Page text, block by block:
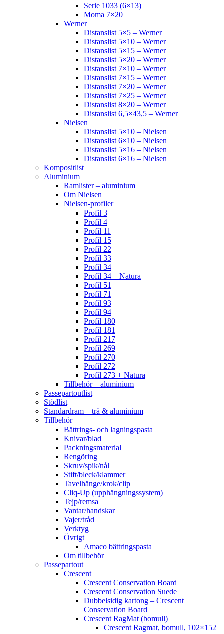
Serie 1033 (6×13)
Moma 7×20
Werner
Distanslist 5×5 – Werner
Distanslist 5×10 – Werner
Distanslist 5×15 – Werner
Distanslist 5×20 – Werner
Distanslist 7×10 – Werner
Distanslist 7×15 – Werner
Distanslist 7×20 – Werner
Distanslist 7×25 – Werner
Distanslist 8×20 – Werner
Distanslist 6,5×43,5 – Werner
Nielsen
Distanslist 5×10 – Nielsen
Distanslist 6×10 – Nielsen
Distanslist 5×16 – Nielsen
Distanslist 6×16 – Nielsen
Kompositlist
Aluminium
Ramlister – aluminium
Om Nielsen
Nielsen-profiler
Profil 3
Profil 4
Profil 11
Profil 15
Profil 22
Profil 33
Profil 34
Profil 34 – Natura
Profil 51
Profil 71
Profil 93
Profil 94
Profil 180
Profil 181
Profil 217
Profil 269
Profil 270
Profil 272
Profil 273 + Natura
Tillbehör – aluminium
Passepartoutlist
Stödlist
Standardram – trä & aluminium
Tillbehör
Bättrings- och lagningspasta
Knivar/blad
Packningsmaterial
Rengöring
Skruv/spik/nål
Stift/bleck/klammer
Tavelhänge/krok/clip
Cliq-Up (upphängningssystem)
Tejp/remsa
Vantar/handskar
Vajer/tråd
Verktyg
Övrigt
Amaco bättringspasta
Om tillbehör
Passepartout
Crescent
Crescent Conservation Board
Crescent Conservation Suede
Dubbelsidig kartong – Crescent
Conservation Board
Crescent RagMat (bomull)
Crescent Ragmat, bomull, 102×152